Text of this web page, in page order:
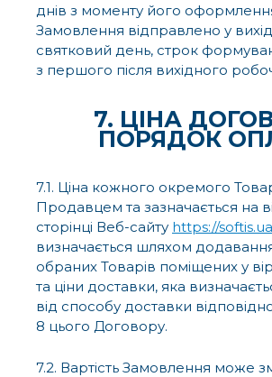
днів з моменту його
Замовлення відправлено у
святковий день, строк
з першого після вихідного
7. ЦІНА
ПОРЯДОК
7.1. Ціна кожного окремого
Продавцем та зазначається на
сторінці Веб-сайту https://
визначається шляхом додавання
обраних Товарів поміщених у
та ціни доставки, яка
від способу доставки
8 цього Договору.
7.2. Вартість Замовлення може